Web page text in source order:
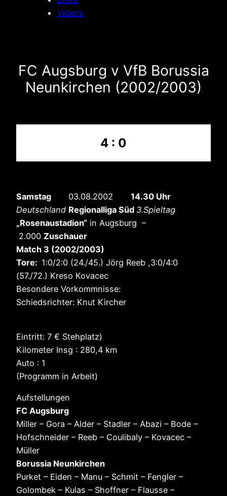
Videos
FC Augsburg v VfB Borussia
Neunkirchen (2002/2003)
4 : 0
Samstag 03.08.2002 14.30 Uhr
Deutschland Regionalliga Süd 3.Spieltag
„Rosenaustadion“ in Augsburg –
2.000 Zuschauer
Match 3 (2002/2003)
Tore: 1:0/2:0 (24./45.) Jörg Reeb ,3:0/4:0
(57./72.) Kreso Kovacec
Besondere Vorkommnisse:
Schiedsrichter: Knut Kircher
Eintritt: 7 € Stehplatz)
Kilometer Insg : 280,4 km
Auto : 1
(Programm in Arbeit)
Aufstellungen
FC Augsburg
Miller – Gora – Alder – Stadler – Abazi – Bode –
Hofschneider – Reeb – Coulibaly – Kovacec –
Müller
Borussia Neunkirchen
Purket – Eiden – Manu – Schmit – Fengler –
Golombek – Kulas – Shoffner – Flausse –